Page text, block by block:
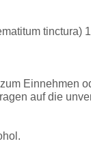
tinctura)
Einnehmen
auf die